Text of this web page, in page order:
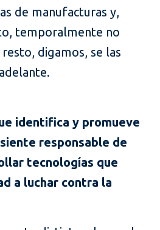
de manufacturas y,
temporalmente no
digamos, se las
identifica y promueve
responsable de
tecnologías que
a luchar contra la